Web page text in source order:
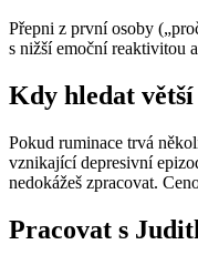
Přepni z první osoby
s nižší emoční reaktivitou
Kdy hledat větší
Pokud ruminace trvá
vznikající depresivní
nedokážeš zpracovat.
Pracovat s